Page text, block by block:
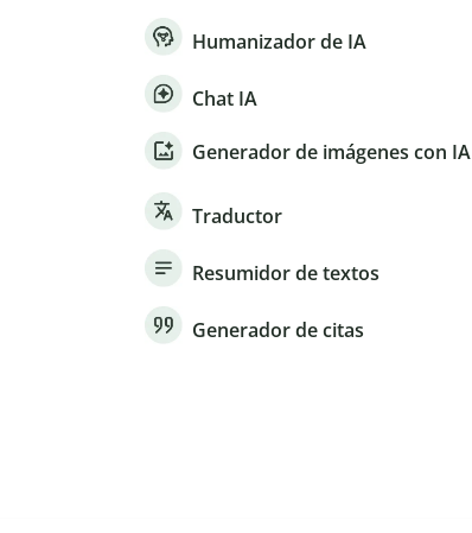
Humanizador de IA
Chat IA
Generador de imágenes con IA
Traductor
Resumidor de textos
Generador de citas